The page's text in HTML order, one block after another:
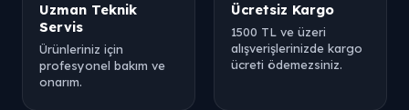
Uzman Teknik
Servis
Ürünleriniz için
profesyonel bakım ve
onarım.
Ücretsiz Kargo
1500 TL ve üzeri
alışverişlerinizde kargo
ücreti ödemezsiniz.